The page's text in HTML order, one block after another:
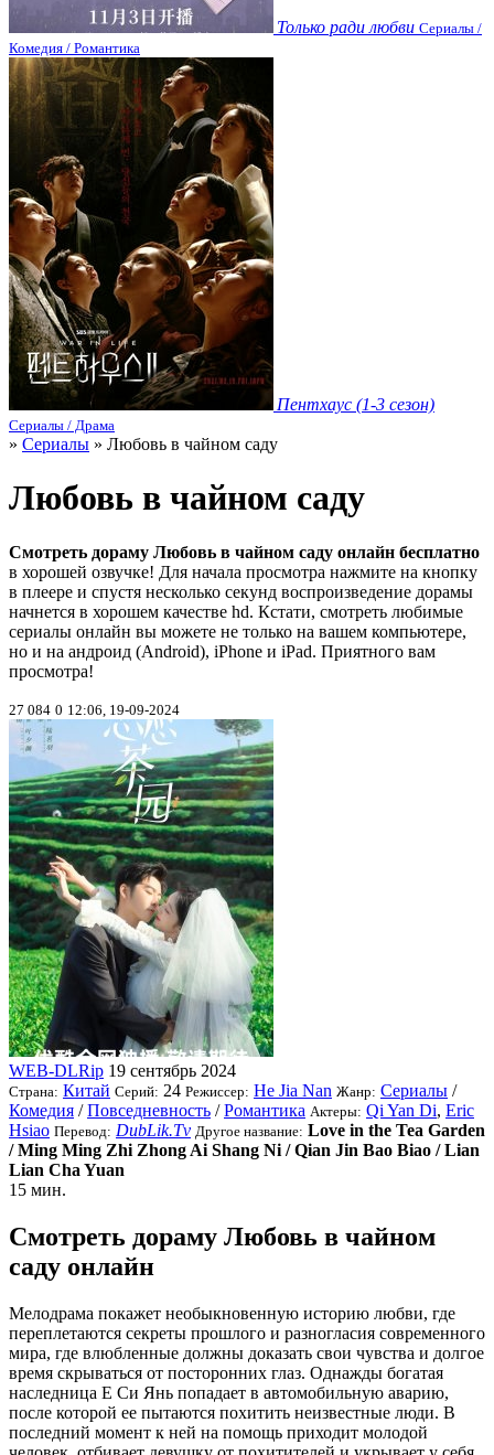
Только ради любви Сериалы /
Комедия / Романтика
Пентхаус (1-3 сезон)
Сериалы / Драма
» Сериалы » Любовь в чайном саду
Любовь в чайном саду
Смотреть дораму Любовь в чайном саду онлайн бесплатно
в хорошей озвучке! Для начала просмотра нажмите на кнопку
в плеере и спустя несколько секунд воспроизведение дорамы
начнется в хорошем качестве hd. Кстати, смотреть любимые
сериалы онлайн вы можете не только на вашем компьютере,
но и на андроид (Android), iPhone и iPad. Приятного вам
просмотра!
27 084 0 12:06, 19-09-2024
WEB-DLRip 19 сентябрь 2024
Страна: Китай Серий: 24 Режиссер: He Jia Nan Жанр: Сериалы /
Комедия /Повседневность /Романтика Актеры: Qi Yan Di, Eric
Hsiao Перевод: DubLik.Tv Другое название: Love in the Tea Garden
/ Ming Ming Zhi Zhong Ai Shang Ni / Qian Jin Bao Biao / Lian
Lian Cha Yuan
15 мин.
Смотреть дораму Любовь в чайном
саду онлайн
Мелодрама покажет необыкновенную историю любви, где
переплетаются секреты прошлого и разногласия современного
мира, где влюбленные должны доказать свои чувства и долгое
время скрываться от посторонних глаз. Однажды богатая
наследница Е Си Янь попадает в автомобильную аварию,
после которой ее пытаются похитить неизвестные люди. В
последний момент к ней на помощь приходит молодой